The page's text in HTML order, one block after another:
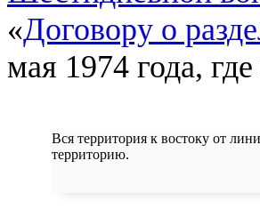
«Договору о
мая 1974 года,
Вся территория к востоку от
территорию.